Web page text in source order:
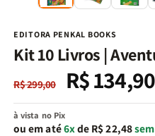
EDITORA PENKAL BOOKS
Kit 10 Livros |
Preço
normal
R$ 299,00
Preço
promocional
R$ 134,90
à vista no Pix
ou em até6xde R$ 22,48